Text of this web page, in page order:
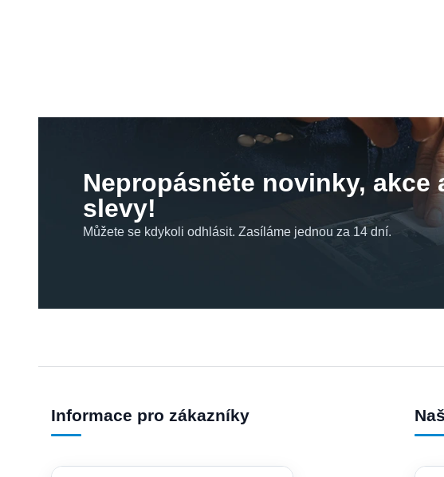
Nepropásněte novinky, akce
slevy!
Můžete se kdykoli odhlásit. Zasíláme jednou za 14 dní.
Informace pro zákazníky